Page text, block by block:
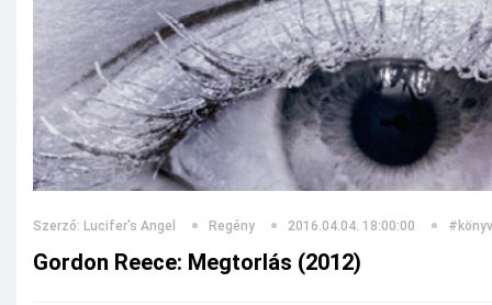
Szerző: Lucifer's Angel Regény 2016.04.04. 18:00:00 #könyv
Gordon Reece: Megtorlás (2012)